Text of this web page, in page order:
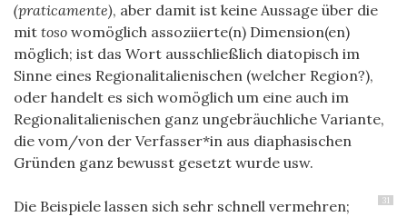
(praticamente), aber damit ist keine Aussage über die
mit toso womöglich assoziierte(n) Dimension(en)
möglich; ist das Wort ausschließlich diatopisch im
Sinne eines Regionalitalienischen (welcher Region?),
oder handelt es sich womöglich um eine auch im
Regionalitalienischen ganz ungebräuchliche Variante,
die vom/von der Verfasser*in aus diaphasischen
Gründen ganz bewusst gesetzt wurde usw.
31
Die Beispiele lassen sich sehr schnell vermehren;